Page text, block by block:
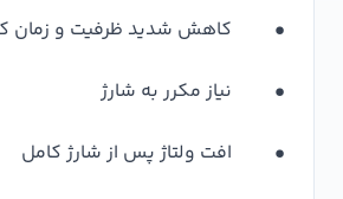
• کاهش شدید ظرفیت و زمان
• نیاز مکرر به شارژ
• افت ولتاژ پس از شارژ کامل